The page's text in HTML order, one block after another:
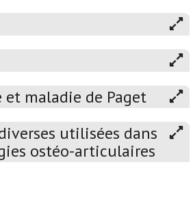
et maladie de Paget
utilisées dans
ostéo-articulaires